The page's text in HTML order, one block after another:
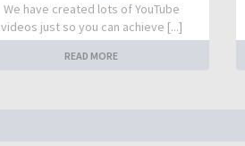
We have created lots of YouTube
videos just so you can achieve [...]
READ MORE